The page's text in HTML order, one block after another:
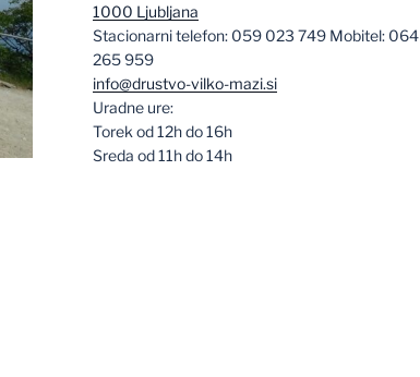
1000 Ljubljana
Stacionarni telefon: 059 023 749 Mobitel: 064
265 959
info@drustvo-vilko-mazi.si
Uradne ure:
Torek od 12h do 16h
Sreda od 11h do 14h